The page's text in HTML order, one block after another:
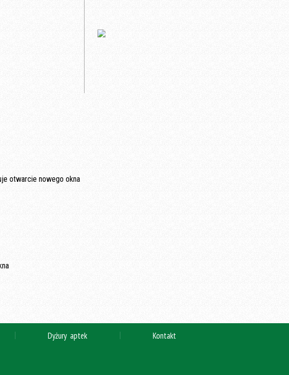
Dyżury aptek Kontakt